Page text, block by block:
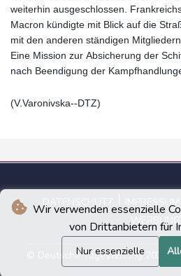
Wir verwenden essenzielle
von Drittanbietern für
Nur essenzielle
weiterhin ausgeschlossen.
Macron kündigte mit Blick auf die
mit den anderen ständigen
Eine Mission zur Absicherung der
nach Beendigung der
(V.Varonivska--DTZ)
DATENSCHUTZ IMPRESSUM
WERBUNG
© Deutsche Tageszeitung 2026 -